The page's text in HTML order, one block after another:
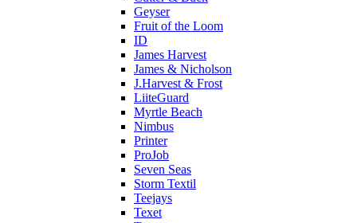
Geyser
Fruit of the Loom
ID
James Harvest
James & Nicholson
J.Harvest & Frost
LiiteGuard
Myrtle Beach
Nimbus
Printer
ProJob
Seven Seas
Storm Textil
Teejays
Texet